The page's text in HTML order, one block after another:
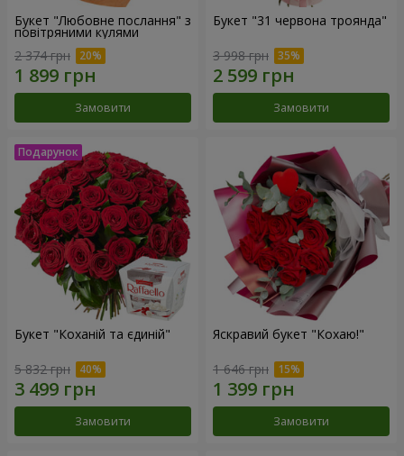
Букет "Любовне послання" з
повітряними кулями
2 374 грн
Замовити
Букет "31 червона троянда"
3 998 грн
Замовити
Букет "Коханій та єдиній"
5 832 грн
Замовити
Яскравий букет "Кохаю!"
1 646 грн
Замовити